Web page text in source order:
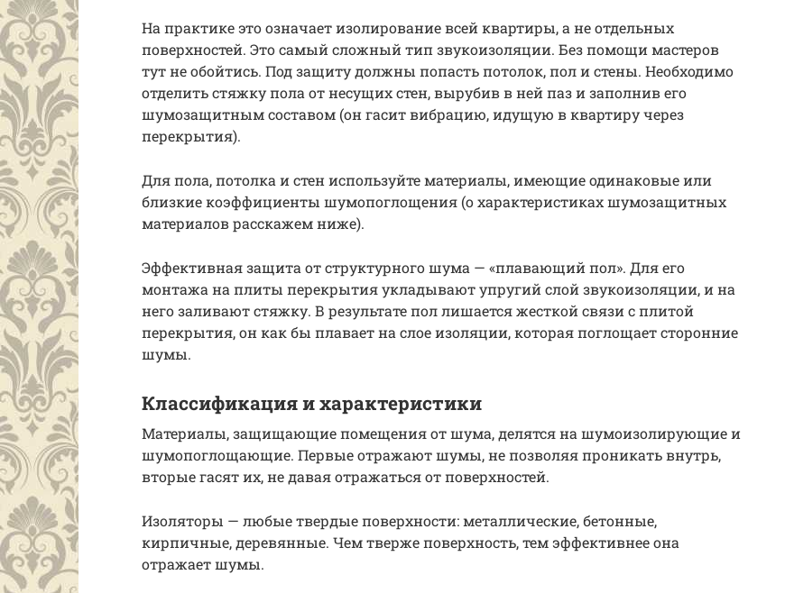
На практике это означает изолирование всей квартиры, а не отдельных
поверхностей. Это самый сложный тип звукоизоляции. Без помощи мастеров
тут не обойтись. Под защиту должны попасть потолок, пол и стены. Необходимо
отделить стяжку пола от несущих стен, вырубив в ней паз и заполнив его
шумозащитным составом (он гасит вибрацию, идущую в квартиру через
перекрытия).
Для пола, потолка и стен используйте материалы, имеющие одинаковые или
близкие коэффициенты шумопоглощения (о характеристиках шумозащитных
материалов расскажем ниже).
Эффективная защита от структурного шума — «плавающий пол». Для его
монтажа на плиты перекрытия укладывают упругий слой звукоизоляции, и на
него заливают стяжку. В результате пол лишается жесткой связи с плитой
перекрытия, он как бы плавает на слое изоляции, которая поглощает сторонние
шумы.
Классификация и характеристики
Материалы, защищающие помещения от шума, делятся на шумоизолирующие и
шумопоглощающие. Первые отражают шумы, не позволяя проникать внутрь,
вторые гасят их, не давая отражаться от поверхностей.
Изоляторы — любые твердые поверхности: металлические, бетонные,
кирпичные, деревянные. Чем тверже поверхность, тем эффективнее она
отражает шумы.